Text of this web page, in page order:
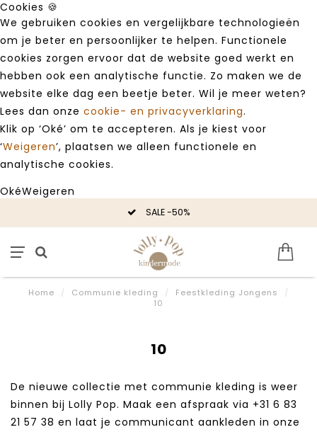
Cookies 🍪
We gebruiken cookies en vergelijkbare technologieën
om je beter en persoonlijker te helpen. Functionele
cookies zorgen ervoor dat de website goed werkt en
hebben ook een analytische functie. Zo maken we de
website elke dag een beetje beter. Wil je meer weten?
Lees dan onze cookie- en privacyverklaring.
Klik op ‘Oké’ om te accepteren. Als je kiest voor
‘Weigeren’, plaatsen we alleen functionele en
analytische cookies.
OkéWeigeren
SALE -50%
Home / Communie kleding / Feestkleding Jongens
/
10
10
De nieuwe collectie met communie kleding is weer
binnen bij Lolly Pop. Maak een afspraak via +31 6 83
21 57 38‬ en laat je communicant aankleden in onze